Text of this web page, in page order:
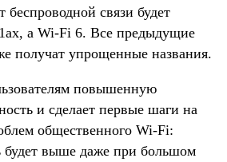
связи будет
а Wi-Fi 6. Все предыдущие
получат упрощенные названия.
повышенную
и сделает первые шаги на
общественного Wi-Fi:
будет выше даже при большом